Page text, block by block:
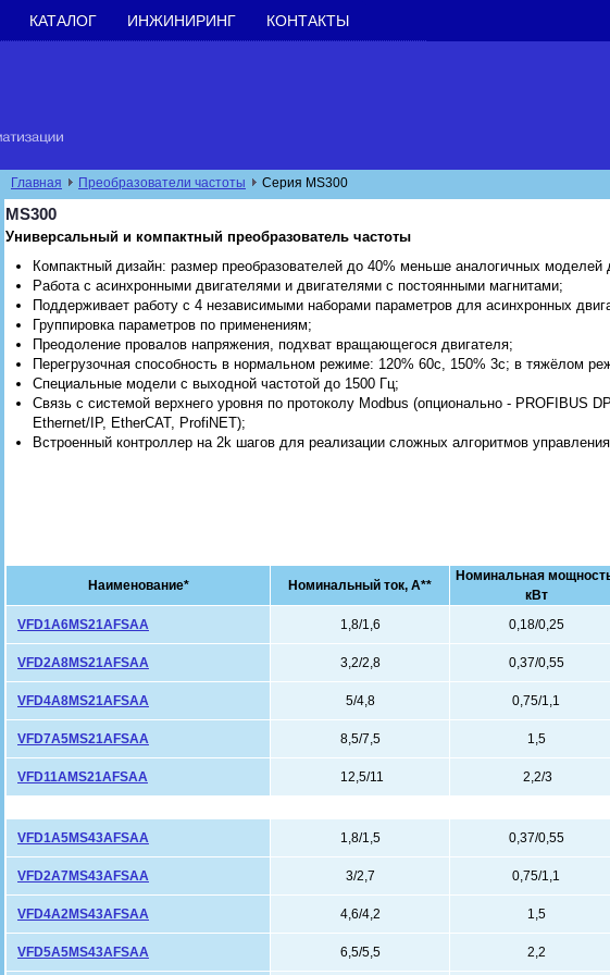
КАТАЛОГ ИНЖИНИРИНГ КОНТАКТЫ
Главная Преобразователи частоты Серия MS300
MS300
Универсальный и компактный преобразователь частоты
Компактный дизайн: размер преобразователей до 40% меньше аналогичных моделей
Работа с асинхронными двигателями и двигателями с постоянными магнитами;
Поддерживает работу с 4 независимыми наборами параметров для асинхронных
Группировка параметров по применениям;
Преодоление провалов напряжения, подхват вращающегося двигателя;
Перегрузочная способность в нормальном режиме: 120% 60с, 150% 3с; в тяжёлом
Специальные модели с выходной частотой до 1500 Гц;
Связь с системой верхнего уровня по протоколу Modbus (опционально - PROFIBUS
Ethernet/IP, EtherCAT, ProfiNET);
Встроенный контроллер на 2k шагов для реализации сложных алгоритмов
Наименование* Номинальный ток, А**
Номинальная
кВт
VFD1A6MS21AFSAA 1,8/1,6 0,18/0,25
VFD2A8MS21AFSAA 3,2/2,8 0,37/0,55
VFD4A8MS21AFSAA 5/4,8 0,75/1,1
VFD7A5MS21AFSAA 8,5/7,5 1,5
VFD11AMS21AFSAA 12,5/11 2,2/3
VFD1A5MS43AFSAA 1,8/1,5 0,37/0,55
VFD2A7MS43AFSAA 3/2,7 0,75/1,1
VFD4A2MS43AFSAA 4,6/4,2 1,5
VFD5A5MS43AFSAA 6,5/5,5 2,2